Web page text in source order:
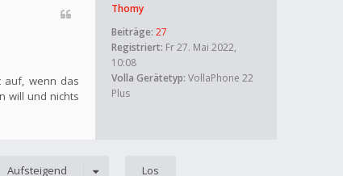
Thomy
Beiträge: 27
Registriert: Fr 27. Mai 2022,
10:08
Volla Gerätetyp: VollaPhone 22
Plus
auf, wenn das
will und nichts
Aufsteigend